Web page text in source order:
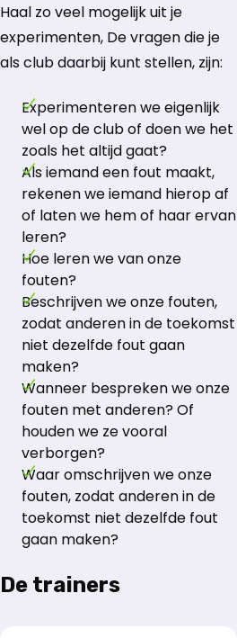
Haal zo veel mogelijk uit je
experimenten, De vragen die je
als club daarbij kunt stellen, zijn:
Experimenteren we eigenlijk
wel op de club of doen we het
zoals het altijd gaat?
Als iemand een fout maakt,
rekenen we iemand hierop af
of laten we hem of haar ervan
leren?
Hoe leren we van onze
fouten?
Beschrijven we onze fouten,
zodat anderen in de toekomst
niet dezelfde fout gaan
maken?
Wanneer bespreken we onze
fouten met anderen? Of
houden we ze vooral
verborgen?
Waar omschrijven we onze
fouten, zodat anderen in de
toekomst niet dezelfde fout
gaan maken?
De trainers